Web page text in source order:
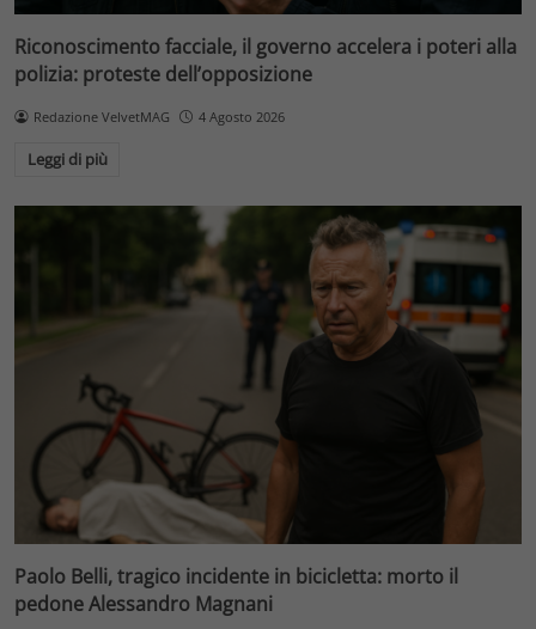
Riconoscimento facciale, il governo accelera i poteri alla
polizia: proteste dell’opposizione
Redazione VelvetMAG 4 Agosto 2026
Leggi di più
Paolo Belli, tragico incidente in bicicletta: morto il
pedone Alessandro Magnani